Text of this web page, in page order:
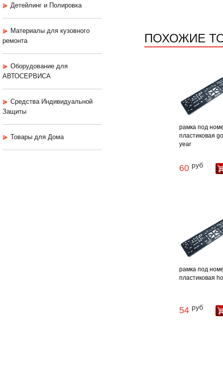
Детейлинг и Полировка
Материалы для кузовного
ремонта
Оборудование для
АВТОСЕРВИСА
Средства Индивидуальной
Защиты
Товары для Дома
ПОХОЖИЕ
рамка под
пластиковая
year
60 руб
рамка под
пластиковая
54 руб